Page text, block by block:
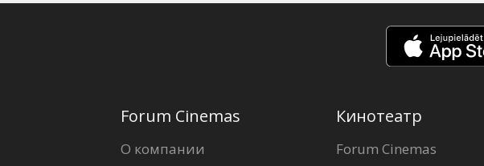
Forum Cinemas
О компании
Кинотеатр
Forum Cinemas